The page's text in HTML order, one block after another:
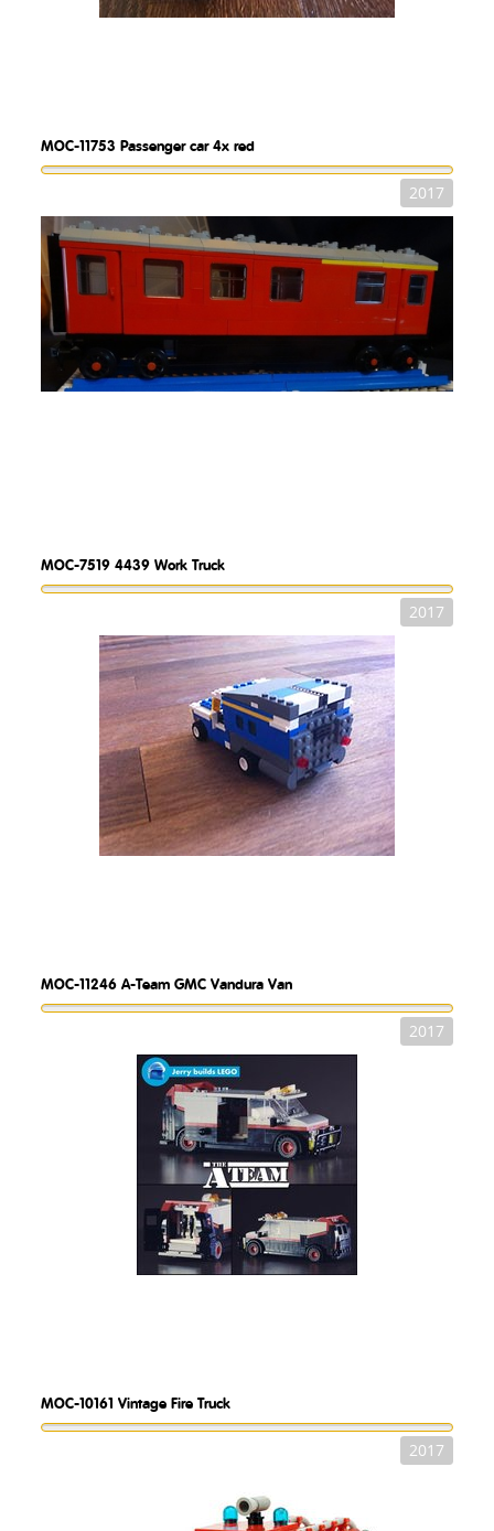
MOC-11753 Passenger car 4x red
2017
MOC-7519 4439 Work Truck
2017
MOC-11246 A-Team GMC Vandura Van
2017
MOC-10161 Vintage Fire Truck
2017